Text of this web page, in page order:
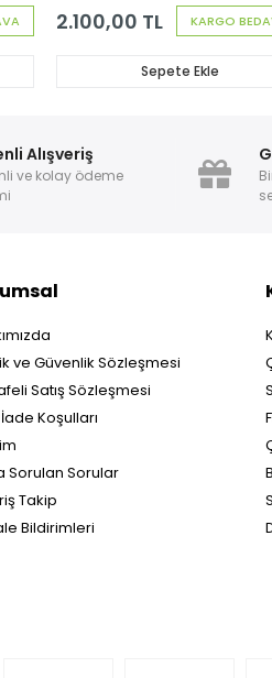
KARGO
2.100,00 TL
Sepete Ekle
Alışveriş
ve kolay ödeme
ve Güvenlik Sözleşmesi
Satış Sözleşmesi
Koşulları
Sorulan Sorular
Takip
Bildirimleri